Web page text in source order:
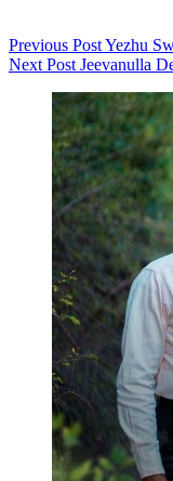
Previous PostYezhu
Next Post Jeevanulla